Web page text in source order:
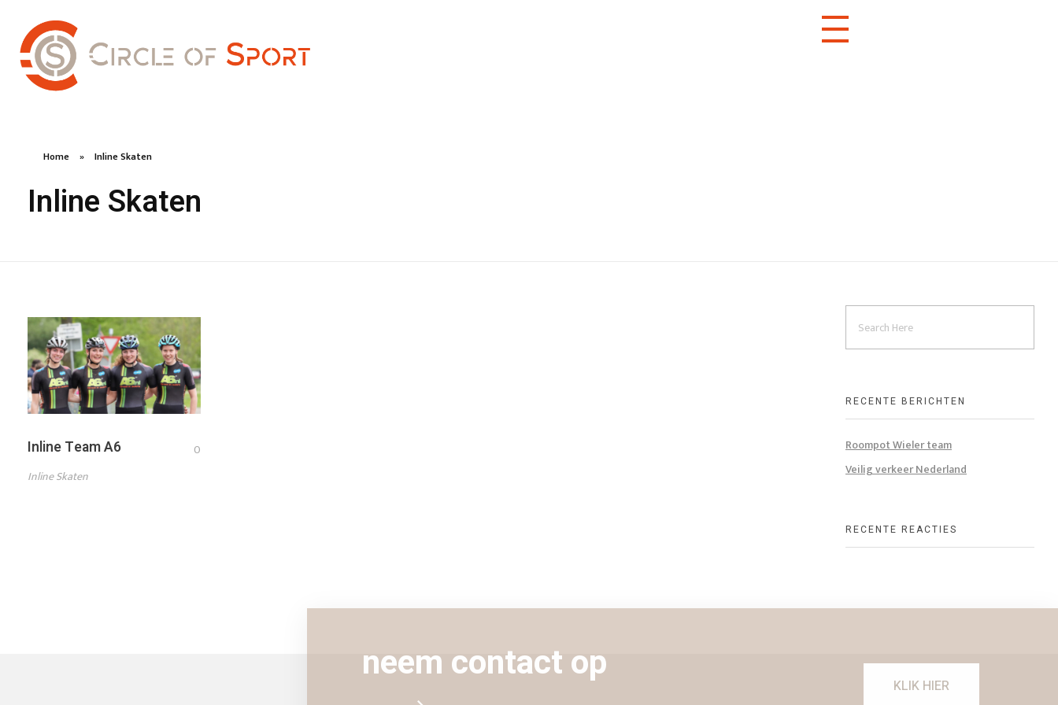
Home » Inline Skaten
Inline Skaten
Inline Team A6
0
Inline Skaten
RECENTE BERICHTEN
Roompot Wieler team
Veilig verkeer Nederland
RECENTE REACTIES
neem contact op KLIK HIER